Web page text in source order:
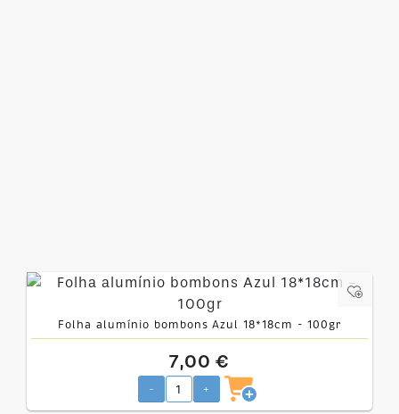
Folha alumínio bombons Azul 18*18cm - 100gr
7,00 €
- +